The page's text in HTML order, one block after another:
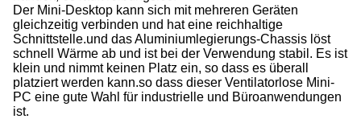
Der Mini-Desktop kann sich mit mehreren Geräten
gleichzeitig verbinden und hat eine reichhaltige
Schnittstelle.und das Aluminiumlegierungs-Chassis löst
schnell Wärme ab und ist bei der Verwendung stabil. Es ist
klein und nimmt keinen Platz ein, so dass es überall
platziert werden kann.so dass dieser Ventilatorlose Mini-
PC eine gute Wahl für industrielle und Büroanwendungen
ist.